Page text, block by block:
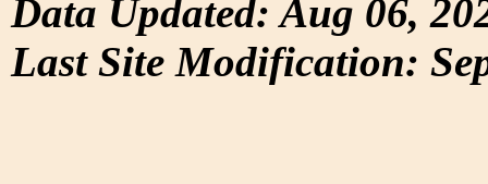
Data Updated: Aug 06,
Last Site Modification: